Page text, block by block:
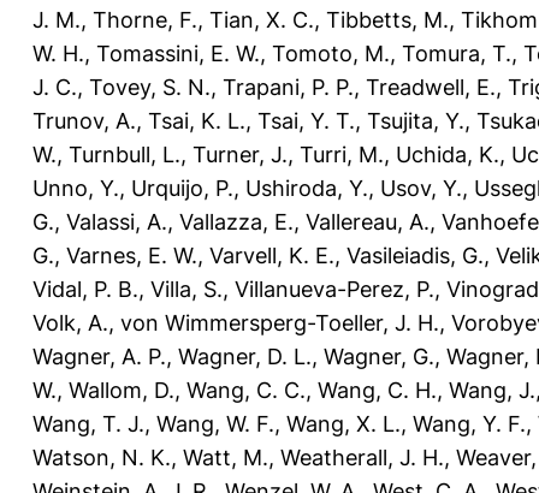
J. M., Thorne, F., Tian, X. C., Tibbetts, M.,
W. H., Tomassini, E. W., Tomoto, M., Tomura, T.,
J. C., Tovey, S. N., Trapani, P. P., Treadwell, E.,
Trunov, A., Tsai, K. L., Tsai, Y. T., Tsujita, Y.,
W., Turnbull, L., Turner, J., Turri, M., Uchida, K.,
Unno, Y., Urquijo, P., Ushiroda, Y., Usov, Y.,
G., Valassi, A., Vallazza, E., Vallereau, A.,
G., Varnes, E. W., Varvell, K. E., Vasileiadis, G.,
Vidal, P. B., Villa, S., Villanueva-Perez, P.,
Volk, A., von Wimmersperg-Toeller, J. H.,
Wagner, A. P., Wagner, D. L., Wagner, G., Wagner,
W., Wallom, D., Wang, C. C., Wang, C. H., Wang, J.
Wang, T. J., Wang, W. F., Wang, X. L., Wang, Y. F.,
Watson, N. K., Watt, M., Weatherall, J. H.,